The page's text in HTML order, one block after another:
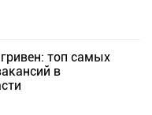
топ самых
в